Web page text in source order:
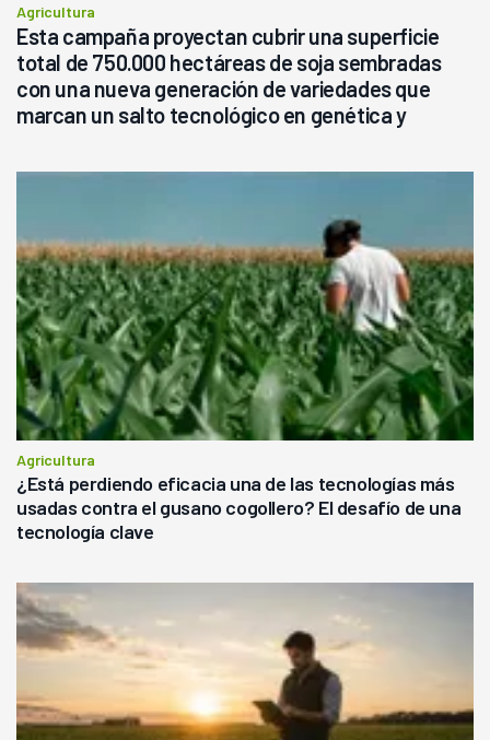
Agricultura
Esta campaña proyectan cubrir una superficie
total de 750.000 hectáreas de soja sembradas
con una nueva generación de variedades que
marcan un salto tecnológico en genética y
Agricultura
¿Está perdiendo eficacia una de las tecnologías más
usadas contra el gusano cogollero? El desafío de una
tecnología clave